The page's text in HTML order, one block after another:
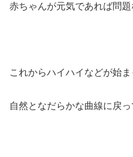
赤ちゃんが元気であれば問題
これからハイハイなどが始
自然となだらかな曲線に戻っ